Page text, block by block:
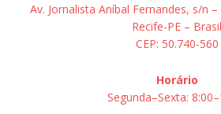
Av. Jornalista Aníbal Fernandes, s/n
Recife-PE – Brasil
CEP: 50.740-560
Horário
Segunda–Sexta: